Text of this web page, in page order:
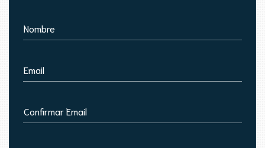
Nombre
Email
Confirmar Email